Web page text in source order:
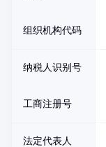
组织机构代码
纳税人识别号
工商注册号
法定代表人